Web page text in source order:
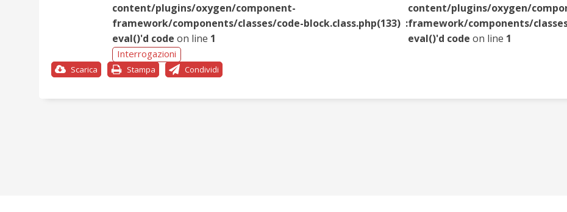
content/plugins/oxygen/component-
framework/components/classes/code-block.class.php(133) :
eval()'d code on line 1
Interrogazioni
content/plugins/oxygen/
framework/components/
eval()'d code on line 1
Scarica Stampa Condividi